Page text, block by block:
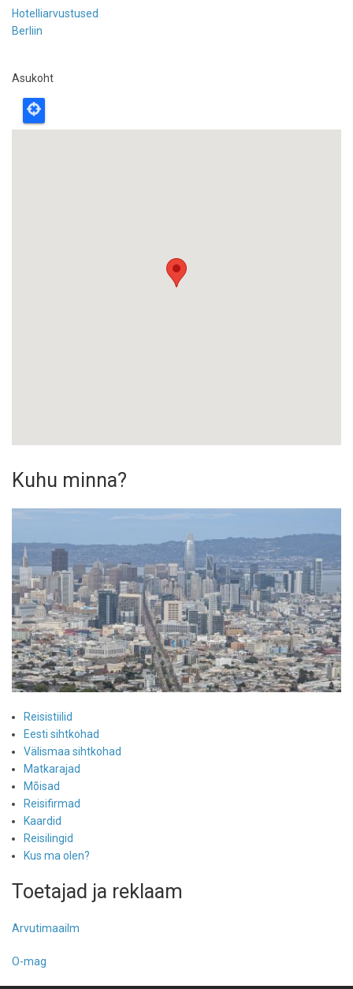
Hotelliarvustused
Berliin
Asukoht
Kuhu minna?
Reisistiilid
Eesti sihtkohad
Välismaa sihtkohad
Matkarajad
Mõisad
Reisifirmad
Kaardid
Reisilingid
Kus ma olen?
Toetajad ja reklaam
Arvutimaailm
O-mag